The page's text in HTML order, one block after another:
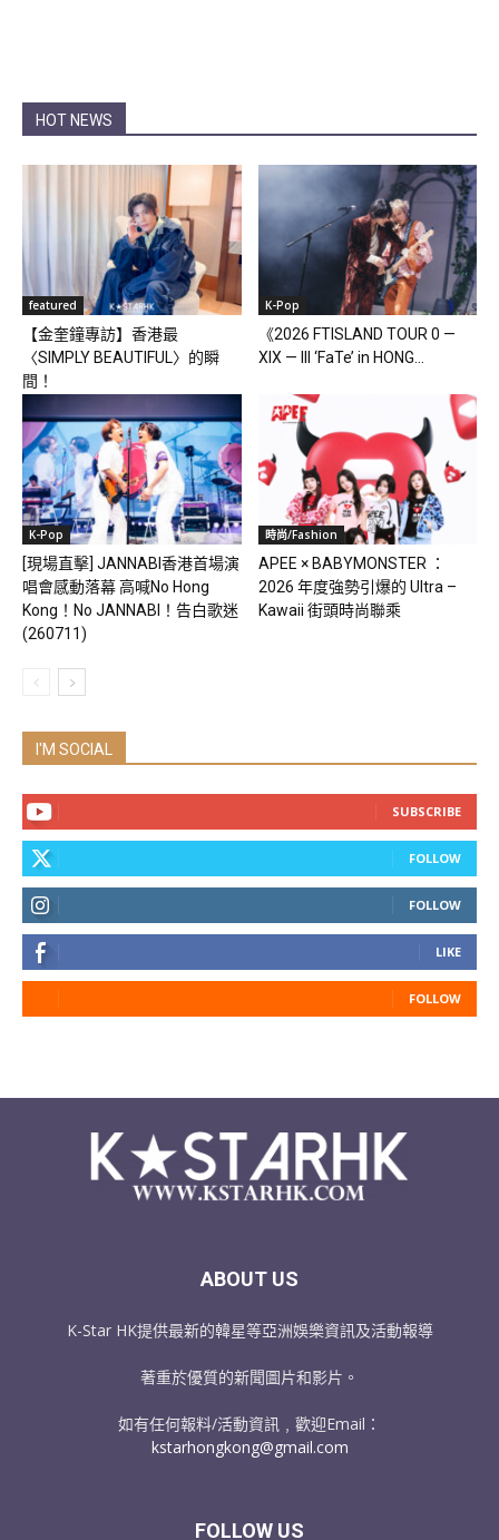
HOT NEWS
featured
【金奎鐘專訪】香港最
〈SIMPLY BEAUTIFUL〉的瞬
間！
K-Pop
《2026 FTISLAND TOUR 0 —
XIX — III ‘FaTe’ in HONG...
K-Pop
[現場直擊] JANNABI香港首場演
唱會感動落幕 高喊No Hong
Kong！No JANNABI！告白歌迷
(260711)
時尚/Fashion
APEE × BABYMONSTER ：
2026 年度強勢引爆的 Ultra –
Kawaii 街頭時尚聯乘
I'M SOCIAL
SUBSCRIBE
FOLLOW
FOLLOW
LIKE
FOLLOW
ABOUT US
K-Star HK提供最新的韓星等亞洲娛樂資訊及活動報導
著重於優質的新聞圖片和影片。
如有任何報料/活動資訊﹐歡迎Email：
kstarhongkong@gmail.com
FOLLOW US